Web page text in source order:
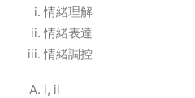
情緒理解
情緒表達
情緒調控
i, ii